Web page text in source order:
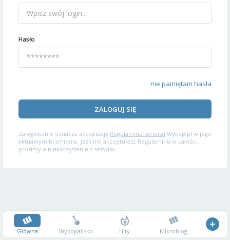
Hasło
nie pamiętam hasła
ZALOGUJ SIĘ
Zalogowanie oznacza akceptację Regulaminu serwisu Wykop.pl w jego
aktualnym brzmieniu. Jeśli nie akceptujesz Regulaminu w całości,
prosimy o niekorzystanie z serwisu.
Główna Wykopalisko Hity Mikroblog